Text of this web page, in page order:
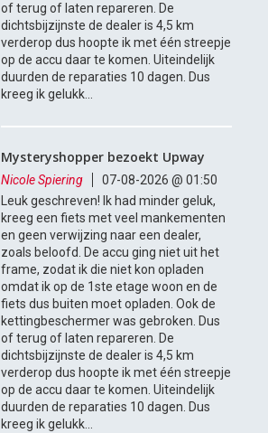
of terug of laten repareren. De
dichtsbijzijnste de dealer is 4,5 km
verderop dus hoopte ik met één streepje
op de accu daar te komen. Uiteindelijk
duurden de reparaties 10 dagen. Dus
kreeg ik gelukk...
Mysteryshopper bezoekt Upway
Nicole Spiering
07-08-2026 @ 01:50
Leuk geschreven! Ik had minder geluk,
kreeg een fiets met veel mankementen
en geen verwijzing naar een dealer,
zoals beloofd. De accu ging niet uit het
frame, zodat ik die niet kon opladen
omdat ik op de 1ste etage woon en de
fiets dus buiten moet opladen. Ook de
kettingbeschermer was gebroken. Dus
of terug of laten repareren. De
dichtsbijzijnste de dealer is 4,5 km
verderop dus hoopte ik met één streepje
op de accu daar te komen. Uiteindelijk
duurden de reparaties 10 dagen. Dus
kreeg ik gelukk...